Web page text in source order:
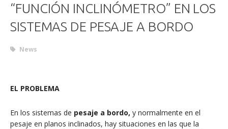
“FUNCIÓN INCLINÓMETRO” EN LOS
SISTEMAS DE PESAJE A BORDO
News
EL PROBLEMA
En los sistemas de pesaje a bordo, y normalmente en el
pesaje en planos inclinados, hay situaciones en las que la